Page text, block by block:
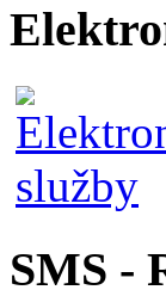
SMS -